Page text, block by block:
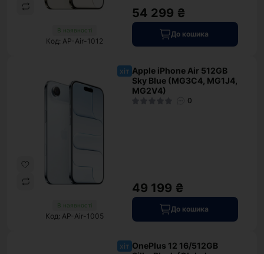
В наявності
Код: AP-Air-1012
54 299 ₴
До кошика
хіт
В наявності
Код: AP-Air-1005
Apple iPhone Air 512GB
Sky Blue (MG3C4, MG1J4,
MG2V4)
0
49 199 ₴
До кошика
хіт OnePlus 12 16/512GB